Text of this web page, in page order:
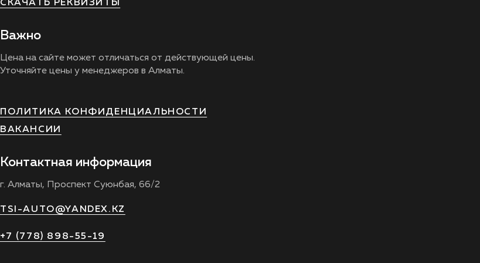
СКАЧАТЬ РЕКВИЗИТЫ
Важно
Цена на сайте может отличаться от действующей цены.
Уточняйте цены у менеджеров в Алматы.
ПОЛИТИКА КОНФИДЕНЦИАЛЬНОСТИ
ВАКАНСИИ
Контактная информация
г. Алматы, Проспект Суюнбая, 66/2
TSI-AUTO@YANDEX.KZ
+7 (778) 898-55-19